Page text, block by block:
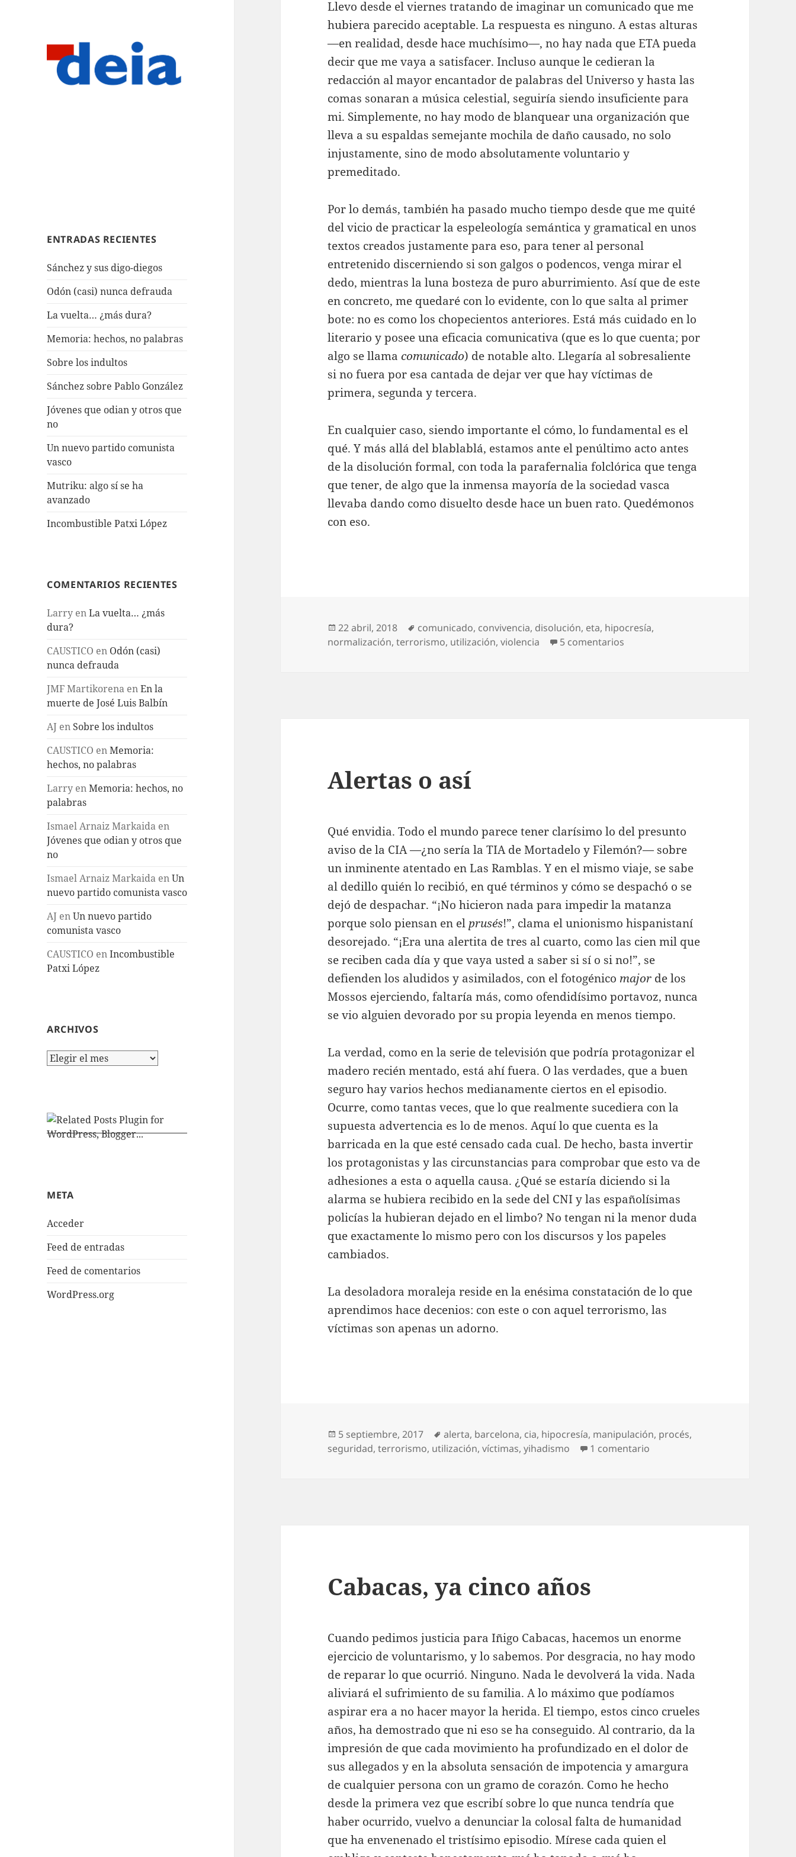
ENTRADAS RECIENTES
Sánchez y sus digo-diegos
Odón (casi) nunca defrauda
La vuelta… ¿más dura?
Memoria: hechos, no palabras
Sobre los indultos
Sánchez sobre Pablo González
Jóvenes que odian y otros que
no
Un nuevo partido comunista
vasco
Mutriku: algo sí se ha
avanzado
Incombustible Patxi López
COMENTARIOS RECIENTES
Larry enLa vuelta… ¿más
dura?
CAUSTICO en Odón (casi)
nunca defrauda
JMF Martikorena enEn la
muerte de José Luis Balbín
AJ en Sobre los indultos
CAUSTICO enMemoria:
hechos, no palabras
Larry enMemoria: hechos, no
palabras
Ismael Arnaiz Markaida en
Jóvenes que odian y otros que
no
Ismael Arnaiz Markaida enUn
nuevo partido comunista vasco
AJ enUn nuevo partido
comunista vasco
CAUSTICO enIncombustible
Patxi López
ARCHIVOS
Archivos
META
Acceder
Feed de entradas
Feed de comentarios
WordPress.org
Llevo desde el viernes tratando de imaginar un comunicado que me
hubiera parecido aceptable. La respuesta es ninguno. A estas alturas
—en realidad, desde hace muchísimo—, no hay nada que ETA pueda
decir que me vaya a satisfacer. Incluso aunque le cedieran la
redacción al mayor encantador de palabras del Universo y hasta las
comas sonaran a música celestial, seguiría siendo insuficiente para
mi. Simplemente, no hay modo de blanquear una organización que
lleva a su espaldas semejante mochila de daño causado, no solo
injustamente, sino de modo absolutamente voluntario y
premeditado.
Por lo demás, también ha pasado mucho tiempo desde que me quité
del vicio de practicar la espeleología semántica y gramatical en unos
textos creados justamente para eso, para tener al personal
entretenido discerniendo si son galgos o podencos, venga mirar el
dedo, mientras la luna bosteza de puro aburrimiento. Así que de este
en concreto, me quedaré con lo evidente, con lo que salta al primer
bote: no es como los chopecientos anteriores. Está más cuidado en lo
literario y posee una eficacia comunicativa (que es lo que cuenta; por
algo se llamacomunicado) de notable alto. Llegaría al sobresaliente
si no fuera por esa cantada de dejar ver que hay víctimas de
primera, segunda y tercera.
En cualquier caso, siendo importante el cómo, lo fundamental es el
qué. Y más allá del blablablá, estamos ante el penúltimo acto antes
de la disolución formal, con toda la parafernalia folclórica que tenga
que tener, de algo que la inmensa mayoría de la sociedad vasca
llevaba dando como disuelto desde hace un buen rato. Quedémonos
con eso.
Publicado
el
22 abril, 2018 Etiquetas
comunicado, convivencia, disolución, eta, hipocresía,
normalización,terrorismo, utilización,violencia 5 comentarios
Alertas o así
Qué envidia. Todo el mundo parece tener clarísimo lo del presunto
aviso de la CIA —¿no sería la TIA de Mortadelo y Filemón?— sobre
un inminente atentado en Las Ramblas. Y en el mismo viaje, se sabe
al dedillo quién lo recibió, en qué términos y cómo se despachó o se
dejó de despachar. “¡No hicieron nada para impedir la matanza
porque solo piensan en elprusés!”, clama el unionismo hispanistaní
desorejado. “¡Era una alertita de tres al cuarto, como las cien mil que
se reciben cada día y que vaya usted a saber si sí o si no!”, se
defienden los aludidos y asimilados, con el fotogénico major de los
Mossos ejerciendo, faltaría más, como ofendidísimo portavoz, nunca
se vio alguien devorado por su propia leyenda en menos tiempo.
La verdad, como en la serie de televisión que podría protagonizar el
madero recién mentado, está ahí fuera. O las verdades, que a buen
seguro hay varios hechos medianamente ciertos en el episodio.
Ocurre, como tantas veces, que lo que realmente sucediera con la
supuesta advertencia es lo de menos. Aquí lo que cuenta es la
barricada en la que esté censado cada cual. De hecho, basta invertir
los protagonistas y las circunstancias para comprobar que esto va de
adhesiones a esta o aquella causa. ¿Qué se estaría diciendo si la
alarma se hubiera recibido en la sede del CNI y las españolísimas
policías la hubieran dejado en el limbo? No tengan ni la menor duda
que exactamente lo mismo pero con los discursos y los papeles
cambiados.
La desoladora moraleja reside en la enésima constatación de lo que
aprendimos hace decenios: con este o con aquel terrorismo, las
víctimas son apenas un adorno.
Publicado
el
5 septiembre, 2017 Etiquetas
alerta, barcelona, cia, hipocresía, manipulación, procés,
seguridad,terrorismo, utilización,víctimas,yihadismo 1 comentario
Cabacas, ya cinco años
Cuando pedimos justicia para Iñigo Cabacas, hacemos un enorme
ejercicio de voluntarismo, y lo sabemos. Por desgracia, no hay modo
de reparar lo que ocurrió. Ninguno. Nada le devolverá la vida. Nada
aliviará el sufrimiento de su familia. A lo máximo que podíamos
aspirar era a no hacer mayor la herida. El tiempo, estos cinco crueles
años, ha demostrado que ni eso se ha conseguido. Al contrario, da la
impresión de que cada movimiento ha profundizado en el dolor de
sus allegados y en la absoluta sensación de impotencia y amargura
de cualquier persona con un gramo de corazón. Como he hecho
desde la primera vez que escribí sobre lo que nunca tendría que
haber ocurrido, vuelvo a denunciar la colosal falta de humanidad
que ha envenenado el tristísimo episodio. Mírese cada quien el